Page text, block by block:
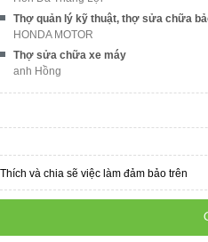
HONDA MOTOR
Thợ sửa chữa xe máy
anh Hồng
Thích và chia sẽ việc làm đảm bảo trên